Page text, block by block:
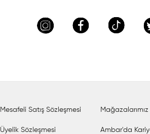
Mesafeli Satış Sözleşmesi
Üyelik Sözleşmesi
Mağazalarımız
Ambar'da